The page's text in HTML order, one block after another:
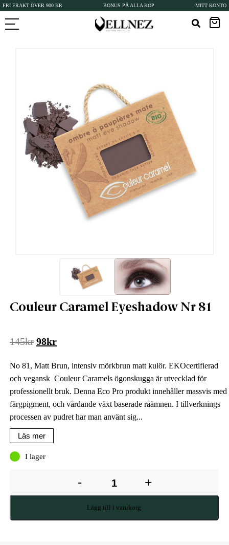
FRI FRAKT ÖVER 900 KR BONUS PÅ ALLA KÖP MITT KONTO
Couleur Caramel Eyeshadow Nr 81
145kr Det
priset
var:
145kr.
98krDet
priset
är:
98kr.
No 81, Matt Brun, intensiv mörkbrun matt kulör. EKOcertifierad
och vegansk Couleur Caramels ögonskugga är utvecklad för
professionellt bruk. Denna Eco Pro produkt innehåller massvis med
färgpigment, och vårdande växt baserade råämnen. I tillverknings
processen av pudret har man använt sig...
Läs mer
I lager
- +
Lägg till i varukorg